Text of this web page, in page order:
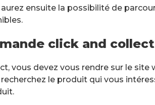
ensuite la possibilité de
click and collect
vous devez vous rendre sur le site
le produit qui vous